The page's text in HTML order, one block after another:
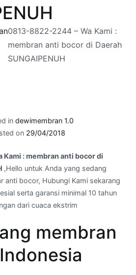
0813-8822-2244 – Wa Kami :
membran anti bocor di Daerah
SUNGAIPENUH
in dewimembran 1.0
on 29/04/2018
: membran anti bocor di
,Hello untuk Anda yang sedang
anti bocor, Hubungi Kami sekarang
serta garansi minimal 10 tahun
dari cuaca ekstrim
membran